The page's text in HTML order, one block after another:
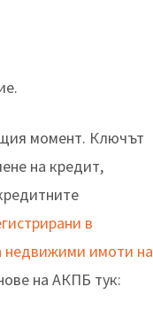
момент. Ключът
на кредит,
в
недвижими имоти на
на АКПБ тук: